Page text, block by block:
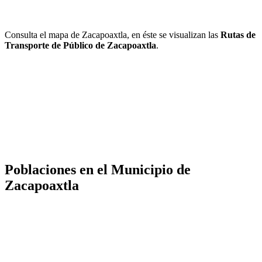
Consulta el mapa de Zacapoaxtla, en éste se visualizan las Rutas de
Transporte de Público de Zacapoaxtla.
Poblaciones en el Municipio de
Zacapoaxtla